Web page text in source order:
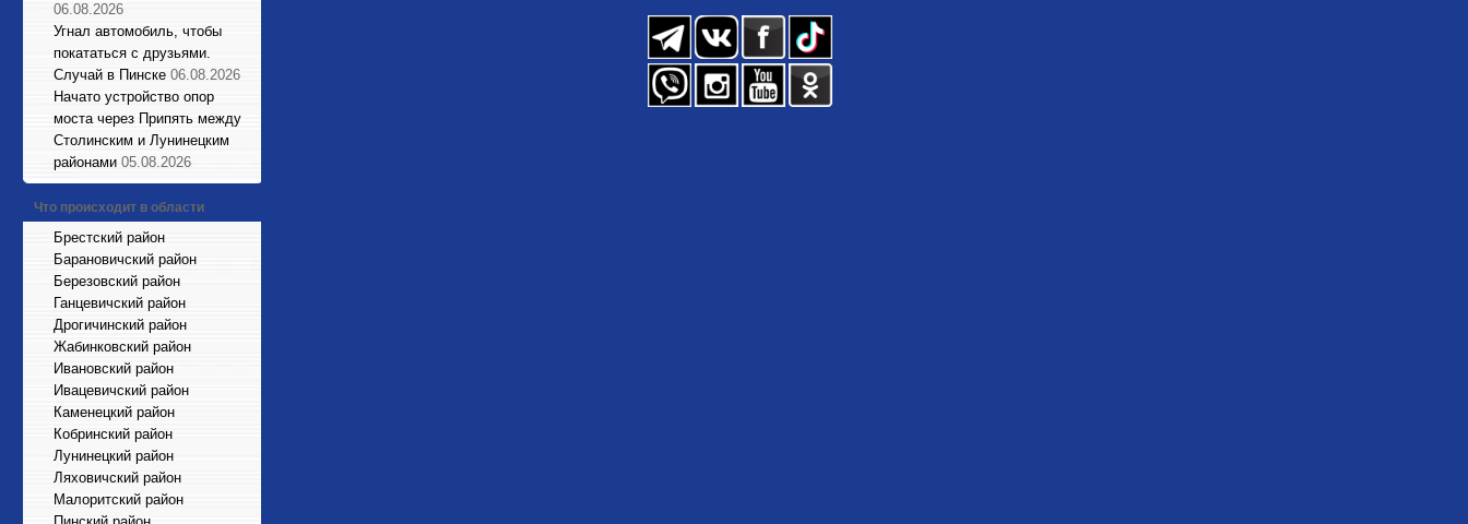
06.08.2026
Угнал автомобиль, чтобы
покататься с друзьями.
Случай в Пинске 06.08.2026
Начато устройство опор
моста через Припять между
Столинским и Лунинецким
районами 05.08.2026
Что происходит в области
Брестский район
Барановичский район
Березовский район
Ганцевичский район
Дрогичинский район
Жабинковский район
Ивановский район
Ивацевичский район
Каменецкий район
Кобринский район
Лунинецкий район
Ляховичский район
Малоритский район